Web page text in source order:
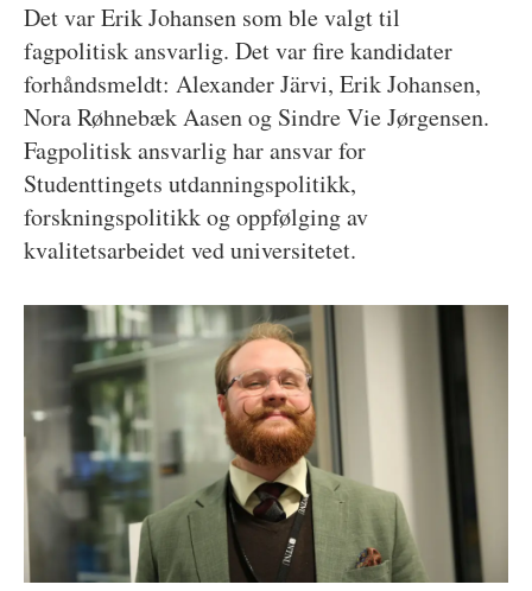
Det var Erik Johansen som ble valgt til
fagpolitisk ansvarlig. Det var fire kandidater
forhåndsmeldt: Alexander Järvi, Erik Johansen,
Nora Røhnebæk Aasen og Sindre Vie Jørgensen.
Fagpolitisk ansvarlig har ansvar for
Studenttingets utdanningspolitikk,
forskningspolitikk og oppfølging av
kvalitetsarbeidet ved universitetet.